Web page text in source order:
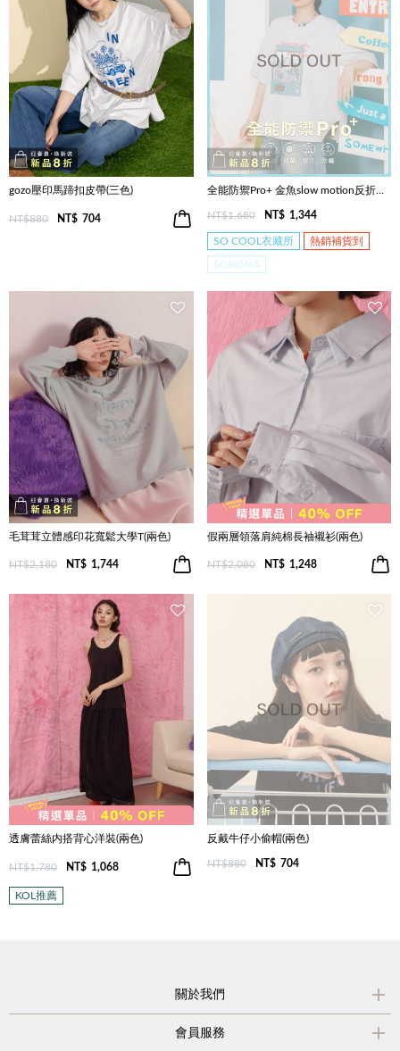
gozo壓印馬蹄扣皮帶(三色)
NT$880 NT$ 704
全能防禦Pro+ 金魚slow motion反折造型T恤(兩色)
NT$1,680 NT$ 1,344
SO COOL衣藏所 熱銷補貨到
SORONA
毛茸茸立體感印花寬鬆大學T(兩色)
NT$2,180 NT$ 1,744
假兩層領落肩純棉長袖襯衫(兩色)
NT$2,080 NT$ 1,248
透膚蕾絲内搭背心洋裝(兩色)
NT$1,780 NT$ 1,068
KOL推薦
反戴牛仔小偷帽(兩色)
NT$880 NT$ 704
關於我們
會員服務